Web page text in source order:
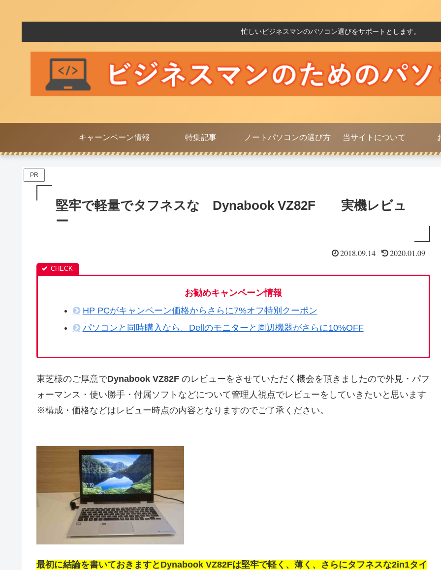
忙しいビジネスマンのパソコン選びをサポートとします。
キャーンペーン情報 特集記事 ノートパソコンの選び方 当サイトについて
PR
堅牢で軽量でタフネスな Dynabook VZ82F 実機レビュ
ー
2018.09.14 2020.01.09
お勧めキャンペーン情報
HP PCがキャンペーン価格からさらに7%オフ特別クーポン
パソコンと同時購入なら、Dellのモニターと周辺機器がさらに10%OFF
東芝様のご厚意でDynabook VZ82F のレビューをさせていただく機会を頂きましたので外見・パフ
ォーマンス・使い勝手・付属ソフトなどについて管理人視点でレビューをしていきたいと思います
※構成・価格などはレビュー時点の内容となりますのでご了承ください。
最初に結論を書いておきますとDynabook VZ82Fは堅牢で軽く、薄く、さらにタフネスな2in1タイ